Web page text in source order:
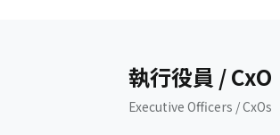
執行役員 / CxO
Executive Officers / CxOs